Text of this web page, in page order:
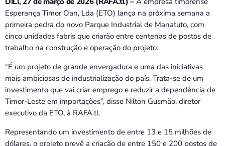
Esperança Timor Oan, Lda (ETO) lança na próxima semana a
primeira pedra do novo Parque Industrial de Manatuto, com
cinco unidades fabris que criarão entre centenas de postos de
trabalho na construção e operação do projeto.
“É um projeto de grande envergadura e uma das iniciativas
mais ambiciosas de industrialização do país. Trata-se de um
investimento que vai criar emprego e reduzir a dependência de
Timor-Leste em importações”, disse Nilton Gusmão, diretor
executivo da ETO, à RAFA.tl.
Representando um investimento de entre 13 e 15 milhões de
dólares, o projeto prevê a criação de entre 150 e 200 postos de